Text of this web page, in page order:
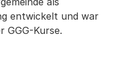
entwickelt und war
GGG-Kurse.